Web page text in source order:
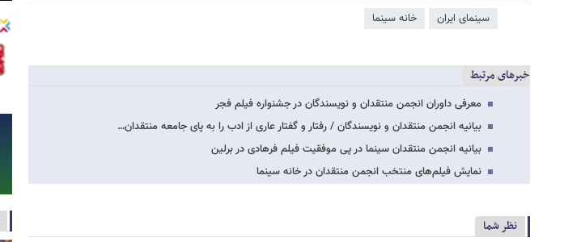
سینمای ایران خانه سینما
خبرهای مرتبط
معرفی داوران انجمن منتقدان و نویسندگان در جشنواره فیلم فجر
بیانیه انجمن منتقدان و نویسندگان / رفتار و گفتار عاری از ادب را به ‌پای جامعه منتقدان…
بیانیه انجمن منتقدان سینما در پی موفقیت فیلم فرهادی در برلین
نمایش فیلم‌های منتخب انجمن منتقدان در خانه سینما
نظر شما